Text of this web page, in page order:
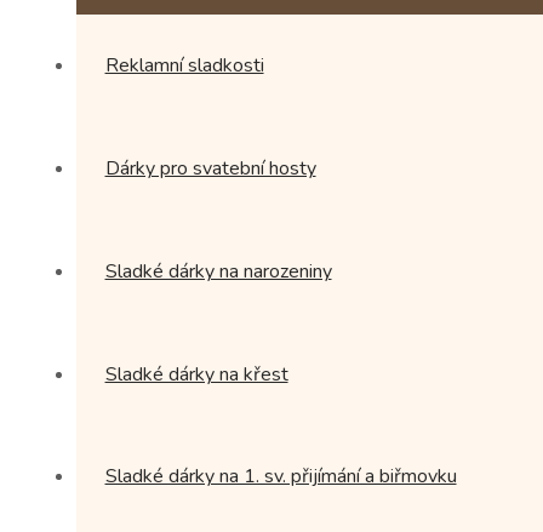
Reklamní sladkosti
Dárky pro svatební hosty
Sladké dárky na narozeniny
Sladké dárky na křest
Sladké dárky na 1. sv. přijímání a biřmovku